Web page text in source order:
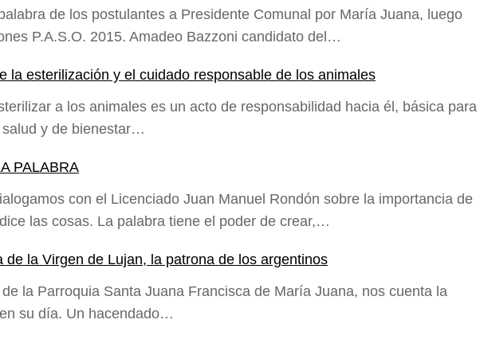
de los postulantes a Presidente Comunal por María Juana, luego
P.A.S.O. 2015. Amadeo Bazzoni candidato del…
la esterilización y el cuidado responsable de los animales
a los animales es un acto de responsabilidad hacia él, básica para
y de bienestar…
PALABRA
con el Licenciado Juan Manuel Rondón sobre la importancia de
las cosas. La palabra tiene el poder de crear,…
de la Virgen de Lujan, la patrona de los argentinos
la Parroquia Santa Juana Francisca de María Juana, nos cuenta la
su día. Un hacendado…